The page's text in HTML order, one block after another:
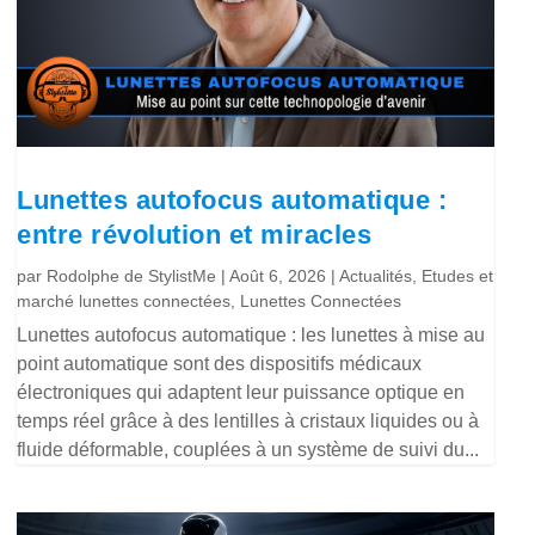
Lunettes autofocus automatique :
entre révolution et miracles
par Rodolphe de StylistMe |Août 6, 2026 |Actualités Etudes et
marché lunettes connectées Lunettes Connectées
Lunettes autofocus automatique : les lunettes à mise au
point automatique sont des dispositifs médicaux
électroniques qui adaptent leur puissance optique en
temps réel grâce à des lentilles à cristaux liquides ou à
fluide déformable, couplées à un système de suivi du...